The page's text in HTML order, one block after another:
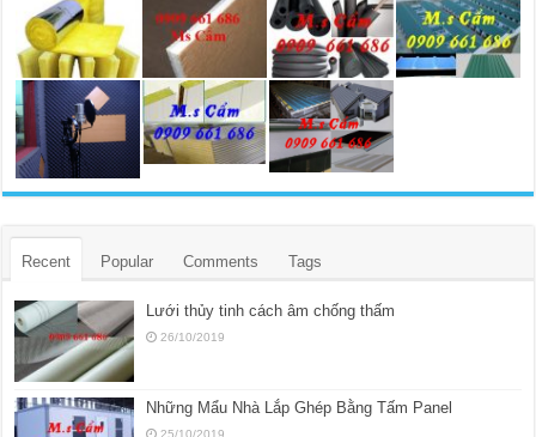
Recent Popular Comments Tags
Lưới thủy tinh cách âm chống thấm
26/10/2019
Những Mẩu Nhà Lắp Ghép Bằng Tấm Panel
25/10/2019